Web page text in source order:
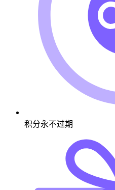
积分永不过期